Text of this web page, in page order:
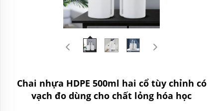
Chai nhựa HDPE 500ml hai cổ tùy chỉnh có
vạch đo dùng cho chất lỏng hóa học